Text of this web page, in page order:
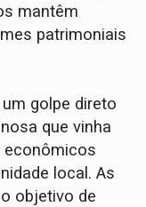
mantêm
patrimoniais
golpe direto
que vinha
econômicos
local. As
objetivo de